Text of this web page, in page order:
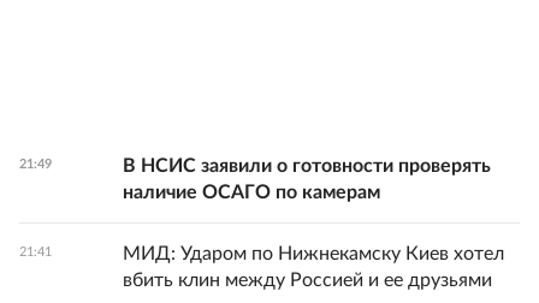
21:49
В НСИС заявили о готовности проверять
наличие ОСАГО по камерам
21:41
МИД: Ударом по Нижнекамску Киев хотел
вбить клин между Россией и ее друзьями